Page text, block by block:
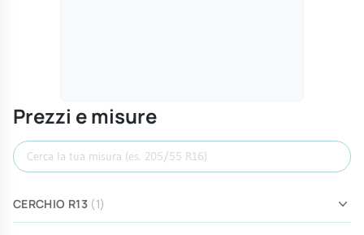
Prezzi e misure
Cerca misura
CERCHIO R13 (1)